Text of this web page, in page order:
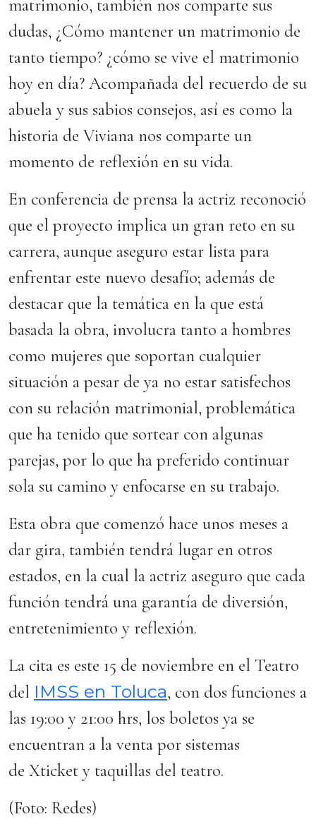
matrimonio, también nos comparte sus
dudas, ¿Cómo mantener un matrimonio de
tanto tiempo? ¿cómo se vive el matrimonio
hoy en día? Acompañada del recuerdo de su
abuela y sus sabios consejos, así es como la
historia de Viviana nos comparte un
momento de reflexión en su vida.
En conferencia de prensa la actriz reconoció
que el proyecto implica un gran reto en su
carrera, aunque aseguro estar lista para
enfrentar este nuevo desafío; además de
destacar que la temática en la que está
basada la obra, involucra tanto a hombres
como mujeres que soportan cualquier
situación a pesar de ya no estar satisfechos
con su relación matrimonial, problemática
que ha tenido que sortear con algunas
parejas, por lo que ha preferido continuar
sola su camino y enfocarse en su trabajo.
Esta obra que comenzó hace unos meses a
dar gira, también tendrá lugar en otros
estados, en la cual la actriz aseguro que cada
función tendrá una garantía de diversión,
entretenimiento y reflexión.
La cita es este 15 de noviembre en el Teatro
del IMSS en Toluca, con dos funciones a
las 19:00 y 21:00 hrs, los boletos ya se
encuentran a la venta por sistemas
de Xticket y taquillas del teatro.
(Foto: Redes)